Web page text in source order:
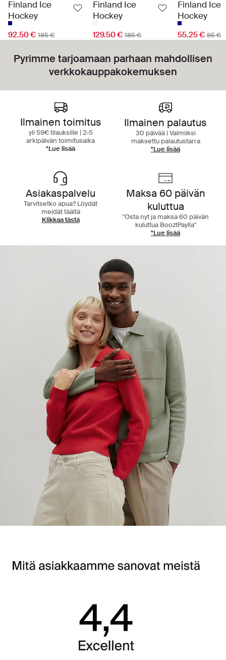
Finland Ice
Hockey
92.50 € 185 €
Finland Ice
Hockey
129.50 € 185 €
Finland Ice
Hockey
55.25 € 85 €
Pyrimme tarjoamaan parhaan mahdollisen
verkkokauppakokemuksen
Ilmainen toimitus
yli 59€ tilauksille | 2-5
arkipäivän toimitusaika
*Lue lisää
Ilmainen palautus
30 päivää | Valmiiksi
maksettu palautustarra
*Lue lisää
Asiakaspalvelu
Tarvitsetko apua? Löydät
meidät täältä
Klikkaa tästä
Maksa 60 päivän
kuluttua
"Osta nyt ja maksa 60 päivän
kuluttua BooztPaylla"
*Lue lisää